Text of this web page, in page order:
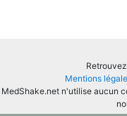
Mentions
MedShake.net n'utilise aucun